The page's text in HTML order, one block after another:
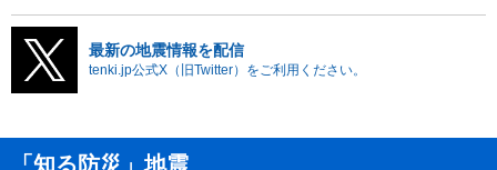
最新の地震情報を配信
tenki.jp公式X（旧Twitter）をご利用ください。
「知る防災」地震